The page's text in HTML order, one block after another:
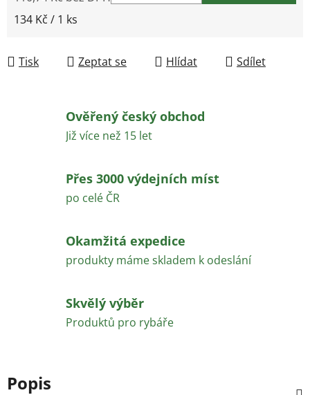
Měrná cena:
134 Kč / 1 ks
Tisk Zeptat se Hlídat Sdílet
Ověřený český obchod
Již více než 15 let
Přes 3000 výdejních míst
po celé ČR
Okamžitá expedice
produkty máme skladem k odeslání
Skvělý výběr
Produktů pro rybáře
Popis